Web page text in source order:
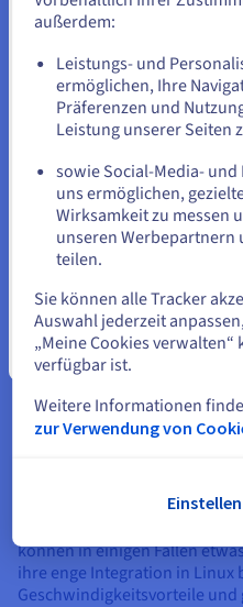
Kernel CPU-Erweiterungen
virtualisierte Umgebung zu
Der Kernel weist den
virtuellen Maschinen
CPU, Arbeitsspeicher und
Kernel integriert ist, profitiert
Stabilität und den
Betriebssystems. Diese enge
Overhead, was zu einer
führt.
KVM im Vergleich zu
Die Architektur von KVM
anderen Lösungen. Einige
verwenden einen Typ-1-
Hypervisor bezeichnet). Ein
liegendes Betriebssystem
Im Gegensatz dazu ist KVM
Betriebssystem), da es auf
Betriebssystem ausgeführt
können in einigen Fällen
ihre enge Integration in Linux
Geschwindigkeitsvorteile
us.ovhcloud.com/learn
Auf der aktuellen
Eine andere Website
außerdem:
Leistungs- und
ermöglichen, Ihre
Präferenzen und
Leistung unserer Seiten
sowie Social-Media-
uns ermöglichen,
Wirksamkeit zu messen
unseren Werbepartnern
teilen.
Sie können alle Tracker
Auswahl jederzeit
„Meine Cookies
verfügbar ist.
Weitere Informationen
zur Verwendung von
Einstellen